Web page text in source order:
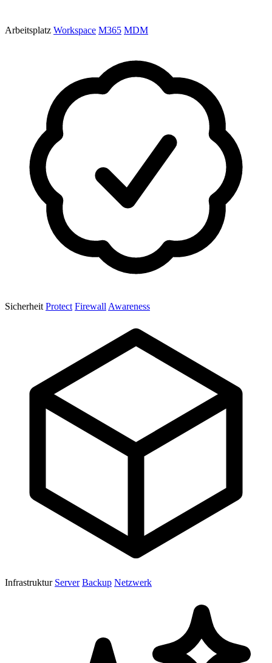
Arbeitsplatz Workspace M365 MDM
Sicherheit Protect Firewall Awareness
Infrastruktur Server Backup Netzwerk